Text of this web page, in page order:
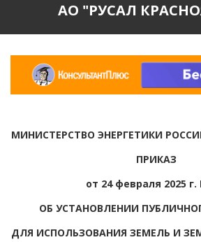
АО "РУСАЛ
МИНИСТЕРСТВО ЭНЕРГЕТИКИ
ПРИКАЗ
от 24 февраля 2025 г.
ОБ УСТАНОВЛЕНИИ
ДЛЯ ИСПОЛЬЗОВАНИЯ ЗЕМЕЛЬ И